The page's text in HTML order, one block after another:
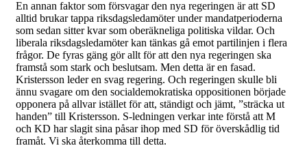
En annan faktor som försvagar den nya regeringen är att SD
alltid brukar tappa riksdagsledamöter under mandatperioderna
som sedan sitter kvar som oberäkneliga politiska vildar. Och
liberala riksdagsledamöter kan tänkas gå emot partilinjen i flera
frågor. De fyras gäng gör allt för att den nya regeringen ska
framstå som stark och beslutsam. Men detta är en fasad.
Kristersson leder en svag regering. Och regeringen skulle bli
ännu svagare om den socialdemokratiska oppositionen började
opponera på allvar istället för att, ständigt och jämt, ”sträcka ut
handen” till Kristersson. S-ledningen verkar inte förstå att M
och KD har slagit sina påsar ihop med SD för överskådlig tid
framåt. Vi ska återkomma till detta.